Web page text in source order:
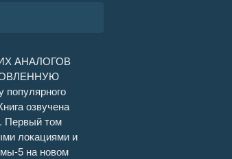
35:06
49:00
АНАЛОГОВ
озвучена
Первый том
локациями и
5 на новом